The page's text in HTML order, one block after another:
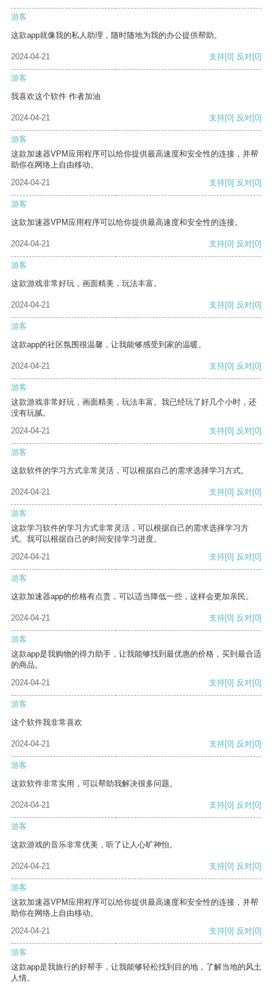
游客
这款app就像我的私人助理，随时随地为我的办公提供帮助。
2024-04-21 支持[0] 反对[0]
游客
我喜欢这个软件 作者加油
2024-04-21 支持[0] 反对[0]
游客
这款加速器VPM应用程序可以给你提供最高速度和安全性的连接，并帮
助你在网络上自由移动。
2024-04-21
支持[0] 反对[0]
游客
这款加速器VPM应用程序可以给你提供最高速度和安全性的连接。
2024-04-21 支持[0] 反对[0]
游客
这款游戏非常好玩，画面精美，玩法丰富。
2024-04-21 支持[0] 反对[0]
游客
这款app的社区氛围很温馨，让我能够感受到家的温暖。
2024-04-21 支持[0] 反对[0]
游客
这款游戏非常好玩，画面精美，玩法丰富。我已经玩了好几个小时，还
没有玩腻。
2024-04-21
支持[0] 反对[0]
游客
这款软件的学习方式非常灵活，可以根据自己的需求选择学习方式。
2024-04-21 支持[0] 反对[0]
游客
这款学习软件的学习方式非常灵活，可以根据自己的需求选择学习方
式。我可以根据自己的时间安排学习进度。
2024-04-21
支持[0] 反对[0]
游客
这款加速器app的价格有点贵，可以适当降低一些，这样会更加亲民。
2024-04-21 支持[0] 反对[0]
游客
这款app是我购物的得力助手，让我能够找到最优惠的价格，买到最合适
的商品。
2024-04-21
支持[0] 反对[0]
游客
这个软件我非常喜欢
2024-04-21 支持[0] 反对[0]
游客
这款软件非常实用，可以帮助我解决很多问题。
2024-04-21 支持[0] 反对[0]
游客
这款游戏的音乐非常优美，听了让人心旷神怡。
2024-04-21 支持[0] 反对[0]
游客
这款加速器VPM应用程序可以给你提供最高速度和安全性的连接，并帮
助你在网络上自由移动。
2024-04-21
支持[0] 反对[0]
游客
这款app是我旅行的好帮手，让我能够轻松找到目的地，了解当地的风土
人情。